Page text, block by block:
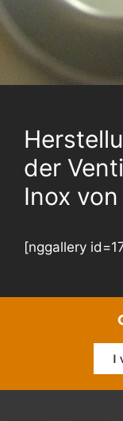
der
Inox
[nggallery
I